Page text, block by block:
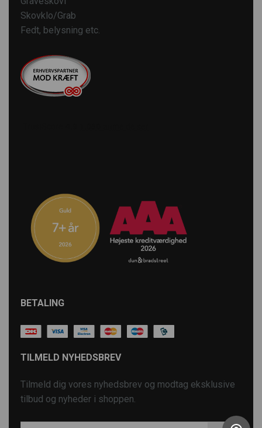
Skovklo/Grab
Fedt, belysning etc.
BETALING
TILMELD NYHEDSBREV
Tilmeld dig vores nyhedsbrev og modtag eksklusive
tilbud og nyheder i shoppen.